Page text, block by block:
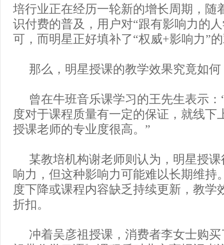
培行业正在经历一轮新的增长周期，随
识付费的普及，用户对“跟有影响力的
可，而明星正好填补了“权威+影响力”
那么，明星授课的教学效果究竟如何
曾在牛班音乐课学习的王先生表示
度对于课程质量有一定的保证，就线下
授课老师的专业度很高。”
某教培机构谢老师则认为，明星授
响力，但这种影响力可能难以长期维持
度下降或课程内容缺乏持续更新，教学
折扣。
冲着吴彦祖授课，消费者李女士购买